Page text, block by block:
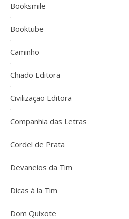
Booksmile
Booktube
Caminho
Chiado Editora
Civilização Editora
Companhia das Letras
Cordel de Prata
Devaneios da Tim
Dicas à la Tim
Dom Quixote